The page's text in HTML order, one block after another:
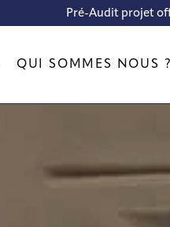
Pré-Audit projet
QUI SOMMES NOUS ?
Création d'un
Fnac